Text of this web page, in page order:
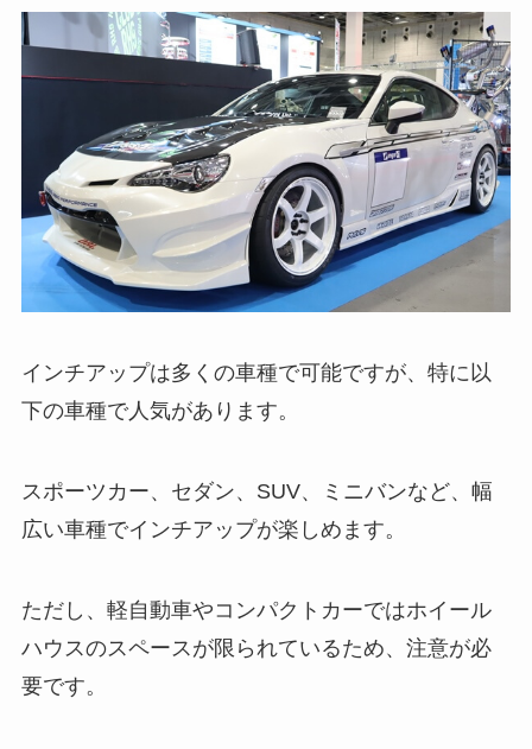
インチアップは多くの車種で可能ですが、特に以
下の車種で人気があります。
スポーツカー、セダン、SUV、ミニバンなど、幅
広い車種でインチアップが楽しめます。
ただし、軽自動車やコンパクトカーではホイール
ハウスのスペースが限られているため、注意が必
要です。